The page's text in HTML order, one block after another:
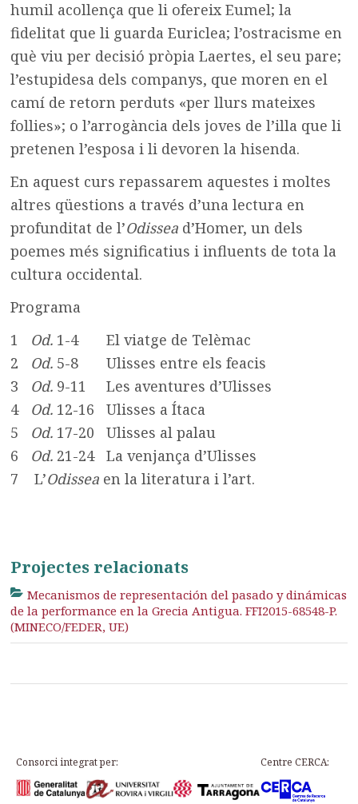
humil acollença que li ofereix Eumel; la
fidelitat que li guarda Euriclea; l’ostracisme en
què viu per decisió pròpia Laertes, el seu pare;
l’estupidesa dels companys, que moren en el
camí de retorn perduts «per llurs mateixes
follies»; o l’arrogància dels joves de l’illa que li
pretenen l’esposa i li devoren la hisenda.
En aquest curs repassarem aquestes i moltes
altres qüestions a través d’una lectura en
profunditat de l’Odissea d’Homer, un dels
poemes més significatius i influents de tota la
cultura occidental.
Programa
1 Od. 1-4 El viatge de Telèmac
2 Od. 5-8 Ulisses entre els feacis
3 Od. 9-11 Les aventures d’Ulisses
4 Od. 12-16 Ulisses a Ítaca
5 Od. 17-20 Ulisses al palau
6 Od. 21-24 La venjança d’Ulisses
7 L’Odissea en la literatura i l’art.
Projectes relacionats
Mecanismos de representación del pasado y dinámicas
de la performance en la Grecia Antigua. FFI2015-68548-P.
(MINECO/FEDER, UE)
Consorci integrat per: Centre CERCA: